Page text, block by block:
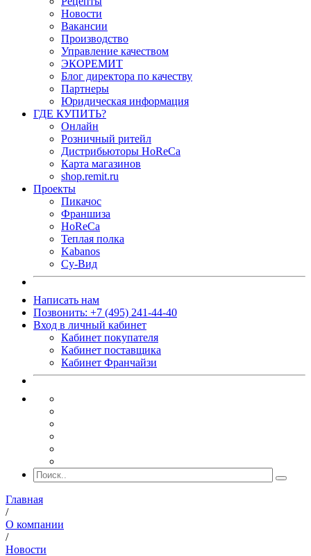
Новости
Вакансии
Производство
Управление качеством
ЭКОРЕМИТ
Блог директора по качеству
Партнеры
Юридическая информация
ГДЕ КУПИТЬ?
Онлайн
Розничный ритейл
Дистрибьюторы HoReCa
Карта магазинов
shop.remit.ru
Проекты
Пикачос
Франшиза
HoReCa
Теплая полка
Kabanos
Су-Вид
Написать нам
Позвонить: +7 (495) 241-44-40
Вход в личный кабинет
Кабинет покупателя
Кабинет поставщика
Кабинет Франчайзи
Главная
/
О компании
/
Новости